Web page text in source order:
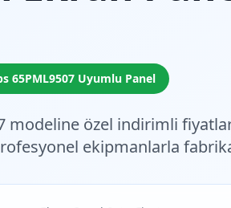
65PML9507 Uyumlu Panel
modeline özel indirimli
ekipmanlarla